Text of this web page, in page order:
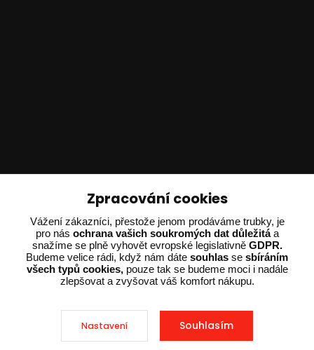
Ing. Adam Dvořák
+420 602 234 254
(Po-Pá 8:00 - 15:00)
potrebujiporadit@dvorak-karlik.cz
2025 © Dvorak-Karlik.cz – Všechna práva vyhrazena. Design od
Zpracování cookies
Vážení zákazníci, přestože jenom prodáváme trubky, je
pro nás ochrana vašich soukromých dat důležitáa
snažíme se plně vyhovět evropské legislativně GDPR.
Budeme velice rádi, když nám dáte souhlas se sbíráním
všech typů cookies,pouze tak se budeme moci i nadále
zlepšovat a zvyšovat váš komfort nákupu.
Nastavení Souhlasím